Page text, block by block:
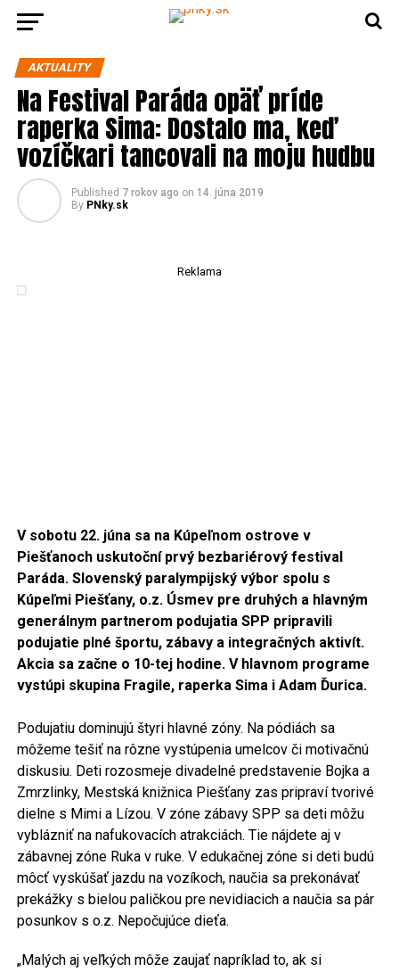
AKTUALITY
Na Festival Paráda opäť príde
raperka Sima: Dostalo ma, keď
vozíčkari tancovali na moju hudbu
Published 7 rokov ago on 14. júna 2019
By PNky.sk
Reklama
V sobotu 22. júna sa na Kúpeľnom ostrove v
Piešťanoch uskutoční prvý bezbariérový festival
Paráda. Slovenský paralympijský výbor spolu s
Kúpeľmi Piešťany, o.z. Úsmev pre druhých a hlavným
generálnym partnerom podujatia SPP pripravili
podujatie plné športu, zábavy a integračných aktivít.
Akcia sa začne o 10-tej hodine. V hlavnom programe
vystúpi skupina Fragile, raperka Sima i Adam Ďurica.
Podujatiu dominujú štyri hlavné zóny. Na pódiách sa
môžeme tešiť na rôzne vystúpenia umelcov či motivačnú
diskusiu. Deti rozosmeje divadelné predstavenie Bojka a
Zmrzlinky, Mestská knižnica Piešťany zas pripraví tvorivé
dielne s Mimi a Lízou. V zóne zábavy SPP sa deti môžu
vyblázniť na nafukovacích atrakciách. Tie nájdete aj v
zábavnej zóne Ruka v ruke. V edukačnej zóne si deti budú
môcť vyskúšať jazdu na vozíkoch, naučia sa prekonávať
prekážky s bielou paličkou pre nevidiacich a naučia sa pár
posunkov s o.z. Nepočujúce dieťa.
„Malých aj veľkých môže zaujať napríklad to, ak si